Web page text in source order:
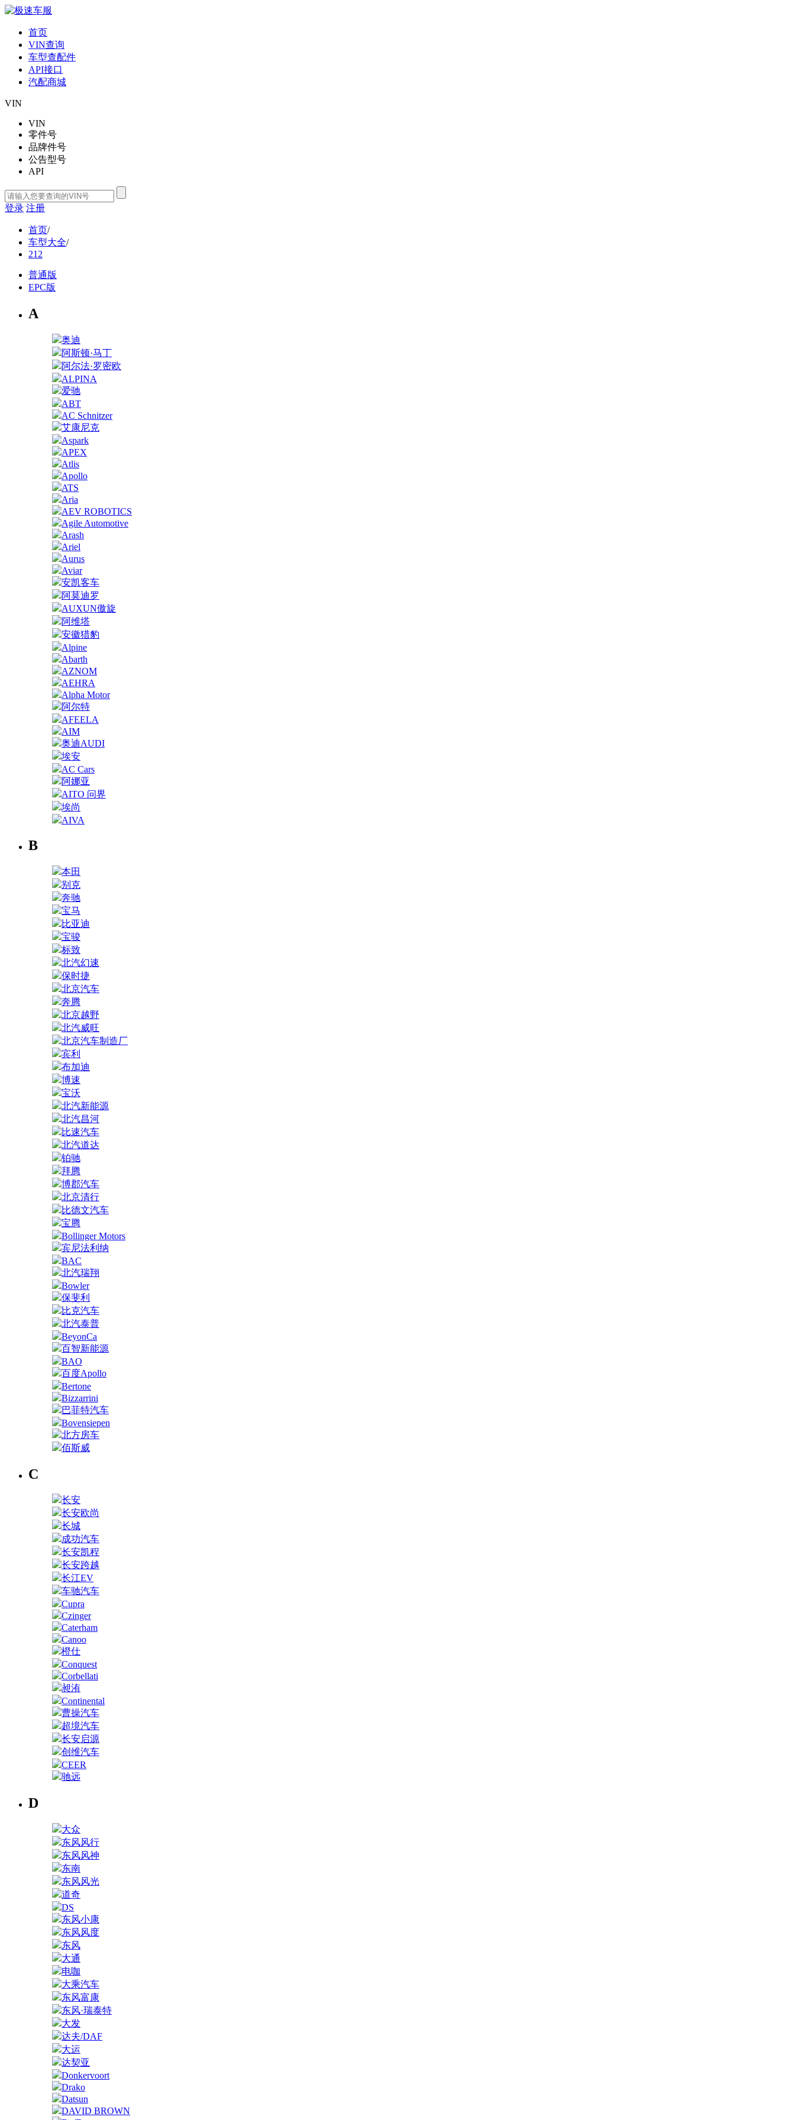
首页
VIN查询
车型查配件
API接口
汽配商城
VIN
VIN
零件号
品牌件号
公告型号
API
登录 注册
首页/
车型大全/
212
普通版
EPC版
A
奥迪
阿斯顿·马丁
阿尔法·罗密欧
ALPINA
爱驰
ABT
AC Schnitzer
艾康尼克
Aspark
APEX
Atlis
Apollo
ATS
Aria
AEV ROBOTICS
Agile Automotive
Arash
Ariel
Aurus
Aviar
安凯客车
阿莫迪罗
AUXUN傲旋
阿维塔
安徽猎豹
Alpine
Abarth
AZNOM
AEHRA
Alpha Motor
阿尔特
AFEELA
AIM
奥迪AUDI
埃安
AC Cars
阿娜亚
AITO 问界
埃尚
AIVA
B
本田
别克
奔驰
宝马
比亚迪
宝骏
标致
北汽幻速
保时捷
北京汽车
奔腾
北京越野
北汽威旺
北京汽车制造厂
宾利
布加迪
博速
宝沃
北汽新能源
北汽昌河
比速汽车
北汽道达
铂驰
拜腾
博郡汽车
北京清行
比德文汽车
宝腾
Bollinger Motors
宾尼法利纳
BAC
北汽瑞翔
Bowler
保斐利
比克汽车
北汽泰普
BeyonCa
百智新能源
BAO
百度Apollo
Bertone
Bizzarrini
巴菲特汽车
Bovensiepen
北方房车
佰斯威
C
长安
长安欧尚
长城
成功汽车
长安凯程
长安跨越
长江EV
车驰汽车
Cupra
Czinger
Caterham
Canoo
橙仕
Conquest
Corbellati
昶洧
Continental
曹操汽车
超境汽车
长安启源
创维汽车
CEER
驰远
D
大众
东风风行
东风风神
东南
东风风光
道奇
DS
东风小康
东风风度
东风
大通
电咖
大乘汽车
东风富康
东风·瑞泰特
大发
达夫/DAF
大运
达契亚
Donkervoort
Drako
Datsun
DAVID BROWN